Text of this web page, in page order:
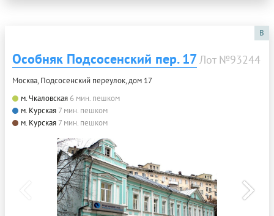
B
Особняк Подсосенский пер. 17Лот №93244
Москва, Подсосенский переулок, дом 17
м. Чкаловская 6 мин. пешком
м. Курская 7 мин. пешком
м. Курская 7 мин. пешком